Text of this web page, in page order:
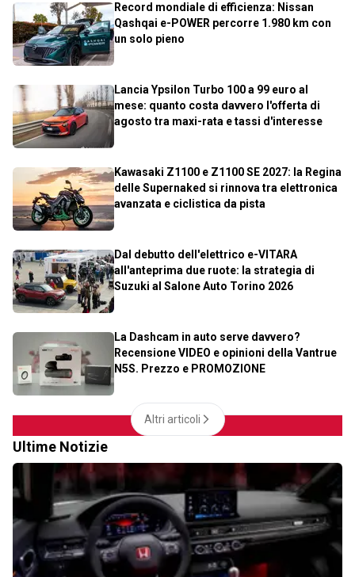
Record mondiale di efficienza: Nissan
Qashqai e-POWER percorre 1.980 km con
un solo pieno
Lancia Ypsilon Turbo 100 a 99 euro al
mese: quanto costa davvero l'offerta di
agosto tra maxi-rata e tassi d'interesse
Kawasaki Z1100 e Z1100 SE 2027: la Regina
delle Supernaked si rinnova tra elettronica
avanzata e ciclistica da pista
Dal debutto dell'elettrico e-VITARA
all'anteprima due ruote: la strategia di
Suzuki al Salone Auto Torino 2026
La Dashcam in auto serve davvero?
Recensione VIDEO e opinioni della Vantrue
N5S. Prezzo e PROMOZIONE
Altri articoli
Ultime Notizie